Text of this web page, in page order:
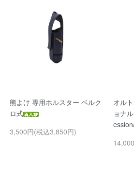
熊よけ 専用ホルスター ベルク
ロ式
3,500円(税込3,850円)
オル
ョナ